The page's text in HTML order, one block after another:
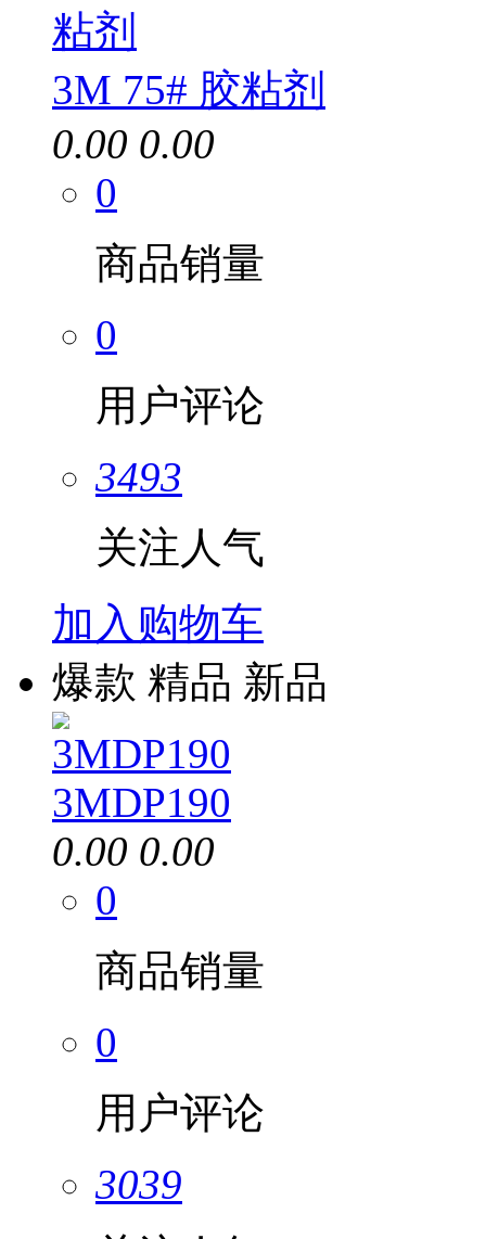
3M 75# 胶粘剂
0.00 0.00
0
商品销量
0
用户评论
3493
关注人气
加入购物车
爆款 精品 新品
3MDP190
0.00 0.00
0
商品销量
0
用户评论
3039